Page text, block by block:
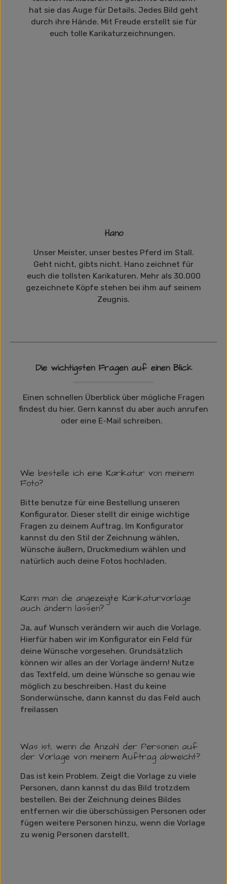
hat sie das Auge für Details. Jedes Bild geht
durch ihre Hände. Mit Freude erstellt sie für
euch tolle Karikaturzeichnungen.
Hano
Unser Meister, unser bestes Pferd im Stall.
Geht nicht, gibts nicht. Hano zeichnet für
euch die tollsten Karikaturen. Mehr als 30.000
gezeichnete Köpfe stehen bei ihm auf seinem
Zeugnis.
Die wichtigsten Fragen auf einen Blick
Einen schnellen Überblick über mögliche Fragen
findest du hier. Gern kannst du aber auch anrufen
oder eine E-Mail schreiben.
Wie bestelle ich eine Karikatur von meinem
Foto?
Bitte benutze für eine Bestellung unseren
Konfigurator. Dieser stellt dir einige wichtige
Fragen zu deinem Auftrag. Im Konfigurator
kannst du den Stil der Zeichnung wählen,
Wünsche äußern, Druckmedium wählen und
natürlich auch deine Fotos hochladen.
Kann man die angezeigte Karikaturvorlage
auch ändern lassen?
Ja, auf Wunsch verändern wir auch die Vorlage.
Hierfür haben wir im Konfigurator ein Feld für
deine Wünsche vorgesehen. Grundsätzlich
können wir alles an der Vorlage ändern! Nutze
das Textfeld, um deine Wünsche so genau wie
möglich zu beschreiben. Hast du keine
Sonderwünsche, dann kannst du das Feld auch
freilassen
Was ist, wenn die Anzahl der Personen auf
der Vorlage von meinem Auftrag abweicht?
Das ist kein Problem. Zeigt die Vorlage zu viele
Personen, dann kannst du das Bild trotzdem
bestellen. Bei der Zeichnung deines Bildes
entfernen wir die überschüssigen Personen oder
fügen weitere Personen hinzu, wenn die Vorlage
zu wenig Personen darstellt.